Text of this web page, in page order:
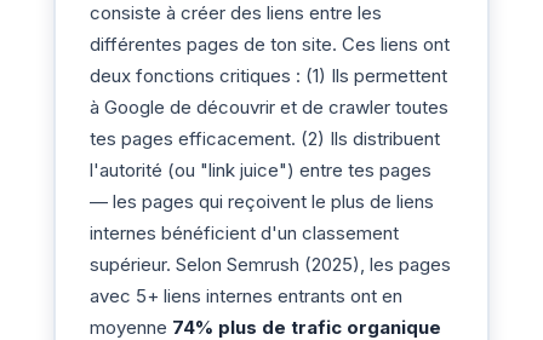
consiste à créer des liens entre les
différentes pages de ton site. Ces liens ont
deux fonctions critiques : (1) Ils permettent
à Google de découvrir et de crawler toutes
tes pages efficacement. (2) Ils distribuent
l'autorité (ou "link juice") entre tes pages
— les pages qui reçoivent le plus de liens
internes bénéficient d'un classement
supérieur. Selon Semrush (2025), les pages
avec 5+ liens internes entrants ont en
moyenne 74% plus de trafic organique